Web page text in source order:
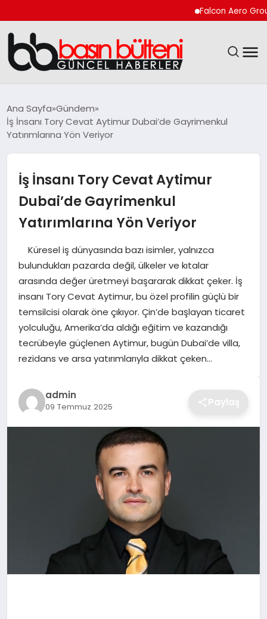
Falcon Aero Group,
GÜNCEL
MAGAZIN
SAĞLIK
SPOR
TEKNOLOJI
YAŞAM
GÜNDEM
Ana Sayfa Gündem
İş İnsanı Tory Cevat Aytimur Dubai’de Gayrimenkul
Yatırımlarına Yön Veriyor
İş İnsanı Tory Cevat Aytimur
Dubai’de Gayrimenkul
Yatırımlarına Yön Veriyor
Küresel iş dünyasında bazı isimler, yalnızca
bulundukları pazarda değil, ülkeler ve kıtalar
arasında değer üretmeyi başararak dikkat çeker. İş
insanı Tory Cevat Aytimur, bu özel profilin güçlü bir
temsilcisi olarak öne çıkıyor. Çin’de başlayan ticaret
yolculuğu, Amerika’da aldığı eğitim ve kazandığı
tecrübeyle güçlenen Aytimur, bugün Dubai’de villa,
rezidans ve arsa yatırımlarıyla dikkat çeken…
admin
09 Temmuz 2025 Paylaş